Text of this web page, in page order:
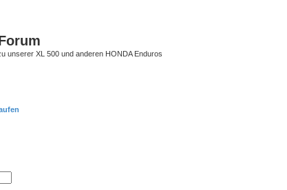
unserer XL 500 und anderen HONDA Enduros